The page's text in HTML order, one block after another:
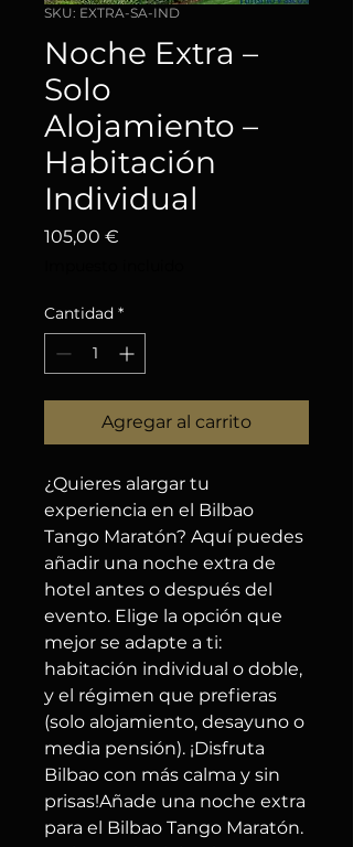
SKU: EXTRA-SA-IND
Noche Extra –
Solo
Alojamiento –
Habitación
Individual
105,00 €
Cantidad *
Agregar al carrito
¿Quieres alargar tu
experiencia en el Bilbao
Tango Maratón? Aquí puedes
añadir una noche extra de
hotel antes o después del
evento. Elige la opción que
mejor se adapte a ti:
habitación individual o doble,
y el régimen que prefieras
(solo alojamiento, desayuno o
media pensión). ¡Disfruta
Bilbao con más calma y sin
prisas!Añade una noche extra
para el Bilbao Tango Maratón.